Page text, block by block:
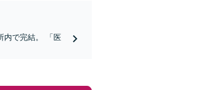
内で完結。 「医